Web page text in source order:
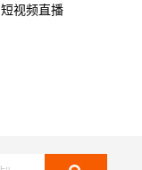
短视频直播